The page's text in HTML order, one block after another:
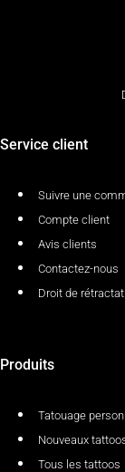
Service client
Suivre une
Compte client
Avis clients
Contactez-nous
Droit de
Produits
Tatouage
Nouveaux
Tous les tattoos